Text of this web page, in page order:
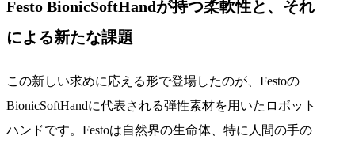
Festo BionicSoftHandが持つ柔軟性と、それ
による新たな課題
この新しい求めに応える形で登場したのが、Festoの
BionicSoftHandに代表される弾性素材を用いたロボット
ハンドです。Festoは自然界の生命体、特に人間の手の